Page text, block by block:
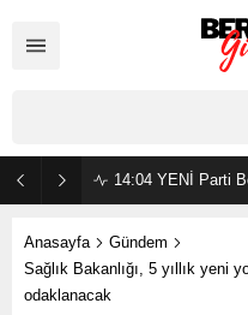
14:04 YENİ Parti
Anasayfa
Gündem
Sağlık Bakanlığı, 5 yıllık yeni
odaklanacak